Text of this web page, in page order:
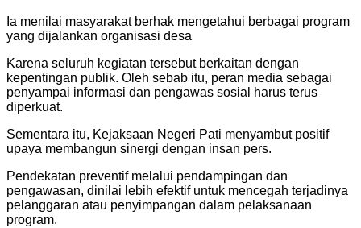
Ia menilai masyarakat berhak mengetahui berbagai program
yang dijalankan organisasi desa
Karena seluruh kegiatan tersebut berkaitan dengan
kepentingan publik. Oleh sebab itu, peran media sebagai
penyampai informasi dan pengawas sosial harus terus
diperkuat.
Sementara itu, Kejaksaan Negeri Pati menyambut positif
upaya membangun sinergi dengan insan pers.
Pendekatan preventif melalui pendampingan dan
pengawasan, dinilai lebih efektif untuk mencegah terjadinya
pelanggaran atau penyimpangan dalam pelaksanaan
program.